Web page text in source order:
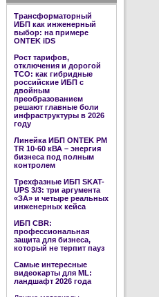
Трансформаторный
ИБП как инженерный
выбор: на примере
ONTEK iDS
Рост тарифов,
отключения и дорогой
TCO: как гибридные
российские ИБП с
двойным
преобразованием
решают главные боли
инфраструктуры в 2026
году
Линейка ИБП ONTEK PM
TR 10-60 кВА – энергия
бизнеса под полным
контролем
Трехфазные ИБП SKAT-
UPS 3/3: три аргумента
«ЗА» и четыре реальных
инженерных кейса
ИБП CBR:
профессиональная
защита для бизнеса,
который не терпит пауз
Самые интересные
видеокарты для ML:
ландшафт 2026 года